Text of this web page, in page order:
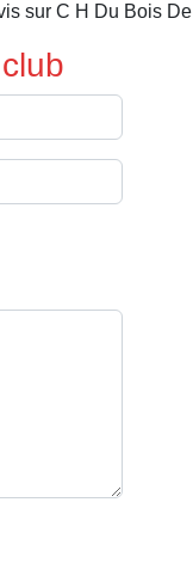
sur C H Du Bois